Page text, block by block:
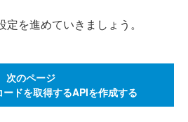
を進めていきましょう。
次のページ
ドを取得するAPIを作成する